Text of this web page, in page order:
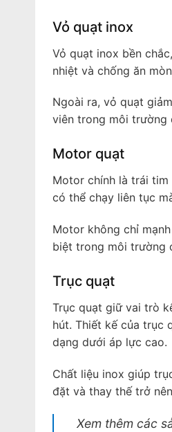
Vỏ quạt inox
Vỏ quạt inox bền
nhiệt và chống ăn
Ngoài ra, vỏ quạt
viên trong môi trường
Motor quạt
Motor chính là trái tim
có thể chạy liên tục
Motor không chỉ
biệt trong môi trường
Trục quạt
Trục quạt giữ vai trò
hút. Thiết kế của trục
dạng dưới áp lực cao.
Chất liệu inox giúp
đặt và thay thế trở
Xem thêm các